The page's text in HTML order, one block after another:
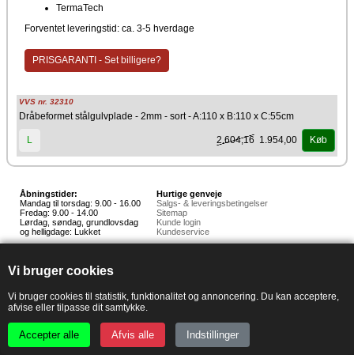
Vi bruger cookies
Vi bruger cookies til statistik, funktionalitet og annoncering. Du kan acceptere,
afvise eller tilpasse dit samtykke.
Accepter alle Afvis alle Indstillinger
TermaTech
Forventet leveringstid: ca. 3-5 hverdage
PRISGARANTI - Set billigere?
VVS nr. 32310
Dråbeformet stålgulvplade - 2mm - sort - A:110 x B:110 x C:55cm
L 2.604,16 1.954,00 Køb
Åbningstider:
Mandag til torsdag: 9.00 - 16.00
Fredag: 9.00 - 14.00
Lørdag, søndag, grundlovsdag
og helligdage: Lukket
Hurtige genveje
Salgs- & leveringsbetingelser
Sitemap
Kunde login
Kundeservice
Hunnerupvej 3, 6920 Videbæk
E-mail:salg@hedestoker.dk
PA: